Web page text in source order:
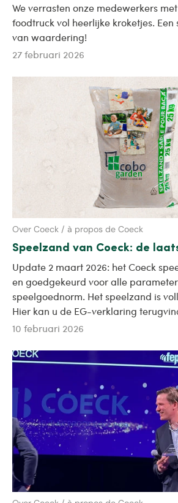
We verrasten onze medewerkers
foodtruck vol heerlijke kroketjes.
van waardering!
27 februari 2026
Over Coeck / à propos de Coeck
Speelzand van Coeck: de
Update 2 maart 2026: het Coeck
en goedgekeurd voor alle
speelgoednorm. Het speelzand is
Hier kan u de EG-verklaring
10 februari 2026